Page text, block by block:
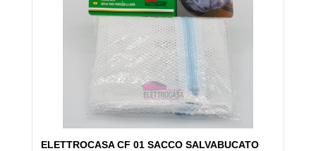
ELETTROCASA CF 01 SACCO SALVABUCATO